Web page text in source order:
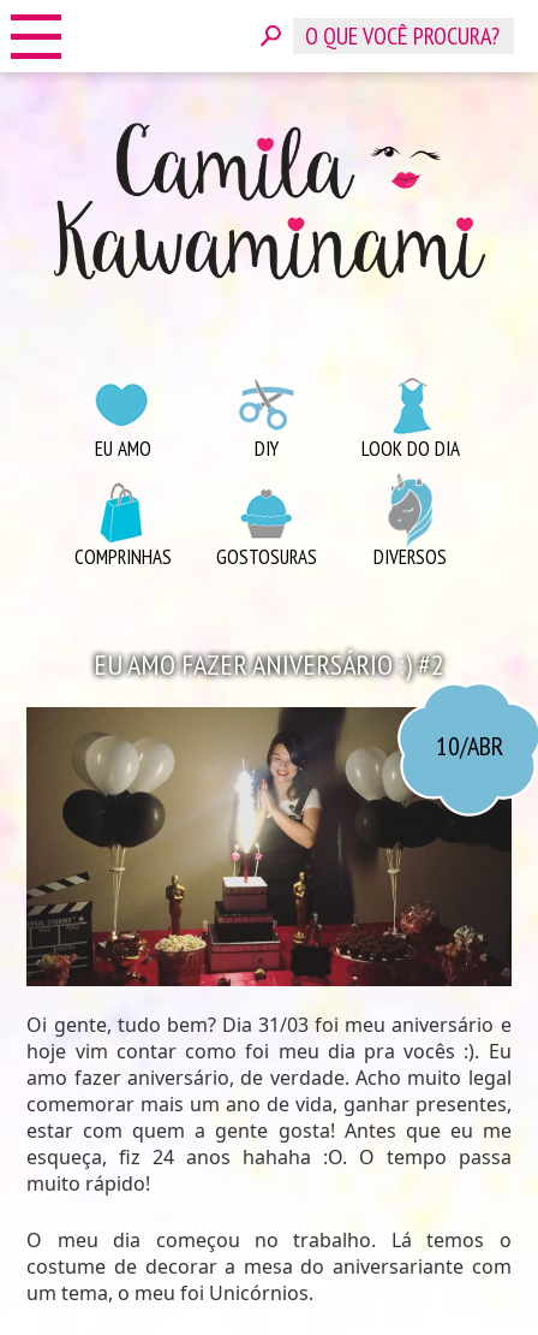
CONTATO
CATEGORIAS
COMPRINHAS
DIVERSOS
GOSTOSURAS
LOOK DO DIA
MORANDO JUNTOS
ORGANIZAÇÃO
PLAYLISTS
VIAGENS
VÍDEOS
EU AMO DIY LOOK DO DIA
COMPRINHAS GOSTOSURAS DIVERSOS
EU AMO FAZER ANIVERSÁRIO :) #2
10/ABR
Oi gente, tudo bem? Dia 31/03 foi meu aniversário e
hoje vim contar como foi meu dia pra vocês :). Eu
amo fazer aniversário, de verdade. Acho muito legal
comemorar mais um ano de vida, ganhar presentes,
estar com quem a gente gosta! Antes que eu me
esqueça, fiz 24 anos hahaha :O. O tempo passa
muito rápido!
O meu dia começou no trabalho. Lá temos o
costume de decorar a mesa do aniversariante com
um tema, o meu foi Unicórnios.